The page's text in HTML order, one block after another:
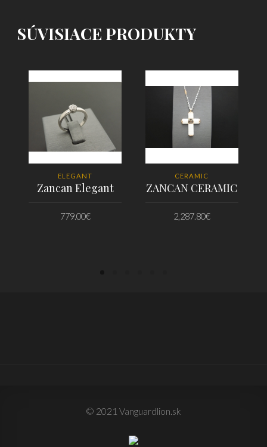
SÚVISIACE PRODUKTY
ELEGANT
Zancan Elegant
779.00€
CERAMIC
ZANCAN CERAMIC
2,287.80€
© 2021 Vanguardlion.sk